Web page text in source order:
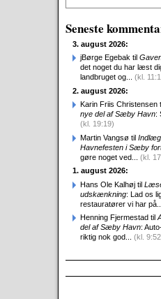
Seneste
3. august 2026:
jBørge Egebak til
det noget du har læst
landbruget og... (kl.
2. august 2026:
Karin Friis Christensen
nye del af Sæby Havn:
(kl. 19:19)
Martin Vangsø til
Havnefesten i Sæby
gøre noget ved... (kl.
1. august 2026:
Hans Ole Kalhøj til
udskænkning: Lad os
restauratører vi har på...
Henning Fjermestad til
del af Sæby Havn:
riktig nok god... (kl.